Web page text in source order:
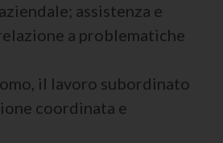
assistenza e
a problematiche
il lavoro subordinato
coordinata e